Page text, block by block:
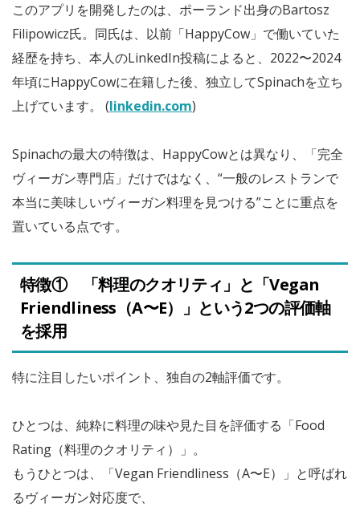
このアプリを開発したのは、ポーランド出身のBartosz
Filipowicz氏。同氏は、以前「HappyCow 」で働いていた
経歴を持ち、本人のLinkedIn投稿によると、2022〜2024
年頃にHappyCowに在籍した後、独立してSpinachを立ち
上げています。 (linkedin.com)
Spinachの最大の特徴は、HappyCowとは異なり、「完全
ヴィーガン専門店」だけではなく、“一般のレストランで
本当に美味しいヴィーガン料理を見つける”ことに重点を
置いている点です。
特徴① 「料理のクオリティ」と「Vegan
Friendliness（A〜E）」という2つの評価軸
を採用
特に注目したいポイント、独自の2軸評価です。
ひとつは、純粋に料理の味や見た目を評価する「Food
Rating（料理のクオリティ）」。
もうひとつは、「Vegan Friendliness（A〜E）」と呼ばれ
るヴィーガン対応度で、